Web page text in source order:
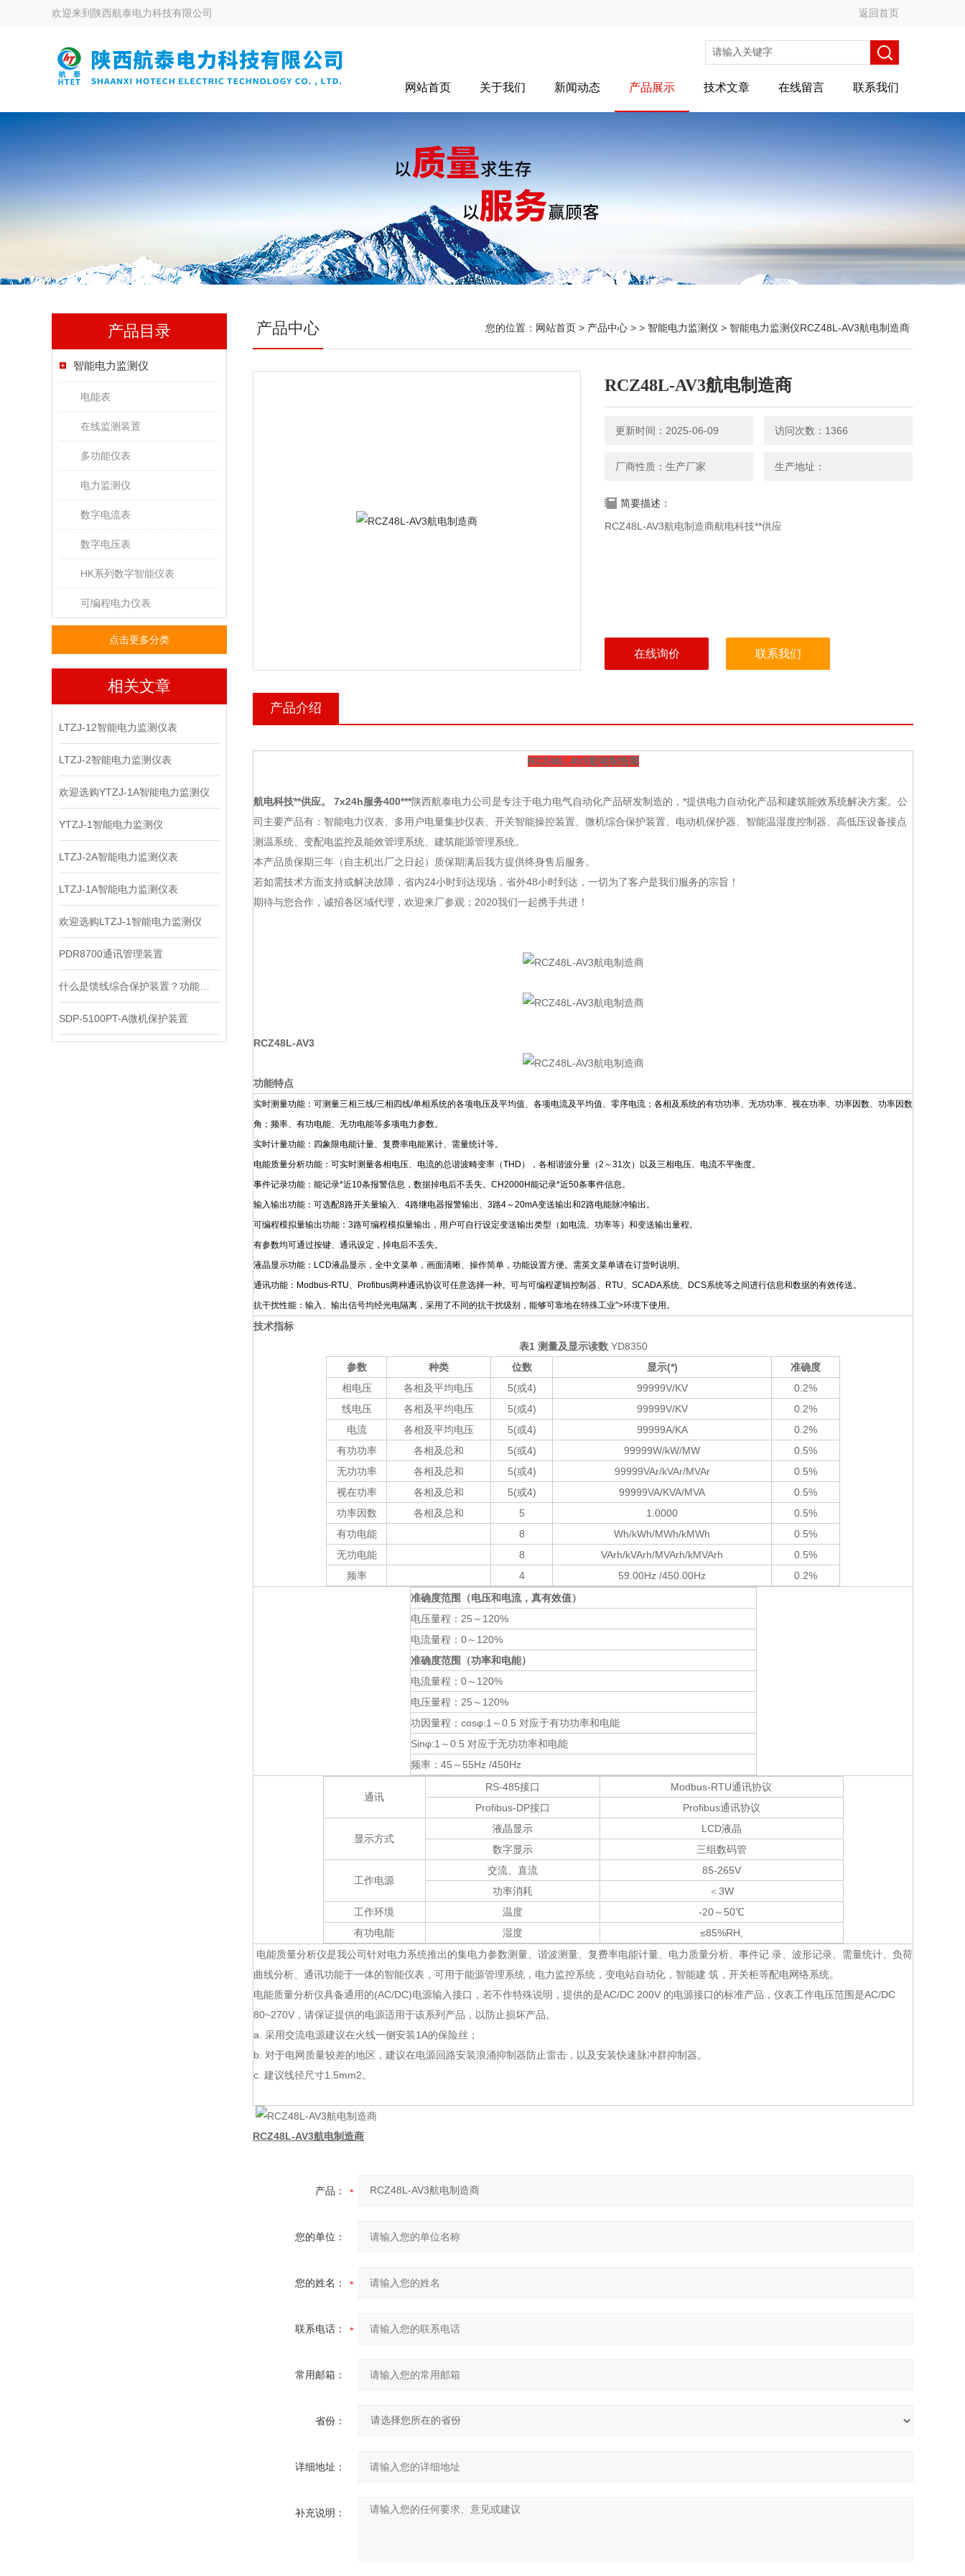
欢迎来到 陕西航泰电力科技有限公司 返回首页
网站首页 关于我们 新闻动态 产品展示 技术文章 在线留言 联系我们
产品目录
智能电力监测仪
电能表
在线监测装置
多功能仪表
电力监测仪
数字电流表
数字电压表
HK系列数字智能仪表
可编程电力仪表
点击更多分类
相关文章
LTZJ-12智能电力监测仪表
LTZJ-2智能电力监测仪表
欢迎选购YTZJ-1A智能电力监测仪
YTZJ-1智能电力监测仪
LTZJ-2A智能电力监测仪表
LTZJ-1A智能电力监测仪表
欢迎选购LTZJ-1智能电力监测仪
PDR8700通讯管理装置
SDP-5100PT-A微机保护装置
产品中心 您的位置： 网站首页 > 产品中心 > > 智能电力监测仪 > 智能电力监测仪RCZ48L-AV3航电制造商
RCZ48L-AV3航电制造商
更新时间：2025-06-09 访问次数：1366
厂商性质：生产厂家 生产地址：
简要描述：
RCZ48L-AV3航电制造商航电科技**供应
在线询价 联系我们
产品介绍
RCZ48L-AV3航电制造商
航电科技**供应。 7x24h服务400***陕西航泰电力公司是专注于电力电气自动化产品研发制造的，*提供电力自动化产品和建筑能效系统解决方案。公
司主要产品有：智能电力仪表、多用户电量集抄仪表、开关智能操控装置、微机综合保护装置、电动机保护器、智能温湿度控制器、高低压设备接点
测温系统、变配电监控及能效管理系统、建筑能源管理系统。
本产品质保期三年（自主机出厂之日起）质保期满后我方提供终身售后服务。
若如需技术方面支持或解决故障，省内24小时到达现场，省外48小时到达，一切为了客户是我们服务的宗旨！
期待与您合作，诚招各区域代理，欢迎来厂参观；2020我们一起携手共进！
RCZ48L-AV3
功能特点
实时测量功能：可测量三相三线/三相四线/单相系统的各项电压及平均值、各项电流及平均值、零序电流；各相及系统的有功功率、无功功率、视在功率、功率因数、功率因数
角；频率、有功电能、无功电能等多项电力参数。
实时计量功能：四象限电能计量、复费率电能累计、需量统计等。
电能质量分析功能：可实时测量各相电压、电流的总谐波畸变率（THD），各相谐波分量（2～31次）以及三相电压、电流不平衡度。
事件记录功能：能记录*近10条报警信息，数据掉电后不丢失。CH2000H能记录*近50条事件信息。
输入输出功能：可选配8路开关量输入、4路继电器报警输出、3路4～20mA变送输出和2路电能脉冲输出。
可编程模拟量输出功能：3路可编程模拟量输出，用户可自行设定变送输出类型（如电流、功率等）和变送输出量程。
有参数均可通过按键、通讯设定，掉电后不丢失。
液晶显示功能：LCD液晶显示，全中文菜单，画面清晰、操作简单，功能设置方便。需英文菜单请在订货时说明。
通讯功能：Modbus-RTU、Profibus两种通讯协议可任意选择一种。可与可编程逻辑控制器、RTU、SCADA系统、DCS系统等之间进行信息和数据的有效传送。
抗干扰性能：输入、输出信号均经光电隔离，采用了不同的抗干扰级别，能够可靠地在特殊工业">环境下使用。
技术指标
表1 测量及显示读数 YD8350
参数
种类 位数 显示(*)
准确度
相电压
各相及平均电压 5(或4) 99999V/KV
0.2%
线电压
各相及平均电压 5(或4) 99999V/KV
0.2%
电流
各相及平均电压 5(或4) 99999A/KA
0.2%
有功功率
各相及总和 5(或4) 99999W/kW/MW
0.5%
无功功率
各相及总和 5(或4) 99999VAr/kVAr/MVAr
0.5%
视在功率
各相及总和 5(或4) 99999VA/KVA/MVA
0.5%
功率因数
各相及总和 5 1.0000
0.5%
有功电能
8 Wh/kWh/MWh/kMWh
0.5%
无功电能
8 VArh/kVArh/MVArh/kMVArh
0.5%
频率
4 59.00Hz /450.00Hz
0.2%
准确度范围（电压和电流，真有效值）
电压量程： 25～120%
电流量程： 0～120%
准确度范围（功率和电能）
电流量程： 0～120%
电压量程： 25～120%
功因量程： cosφ:1～0.5 对应于有功功率和电能
Sinφ:1～0.5 对应于无功功率和电能
频率： 45～55Hz /450Hz
通讯
RS-485接口
Modbus-RTU通讯协议
Profibus-DP接口
Profibus通讯协议
显示方式
液晶显示
LCD液晶
数字显示
三组数码管
工作电源
交流、直流
85-265V
功率消耗
＜3W
工作环境
温度 -20～ 50℃
有功电能
湿度
≤85%RH,
电能质量分析仪是我公司针对电力系统推出的集电力参数测量、谐波测量、复费率电能计量、电力质量分析、事件记 录、波形记录、需量统计、负荷
曲线分析、通讯功能于一体的智能仪表，可用于能源管理系统，电力监控系统，变电站自动化，智能建 筑，开关柜等配电网络系统。
电能质量分析仪具备通用的(AC/DC)电源输入接口，若不作特殊说明，提供的是AC/DC 200V 的电源接口的标准产品，仪表工作电压范围是AC/DC
80~270V，请保证提供的电源适用于该系列产品，以防止损坏产品。
a. 采用交流电源建议在火线一侧安装1A的保险丝；
b. 对于电网质量较差的地区，建议在电源回路安装浪涌抑制器防止雷击，以及安装快速脉冲群抑制器。
c. 建议线径尺寸1.5mm2。
RCZ48L-AV3航电制造商
产品：
您的单位：
您的姓名：
联系电话：
常用邮箱：
省份：
详细地址：
补充说明：